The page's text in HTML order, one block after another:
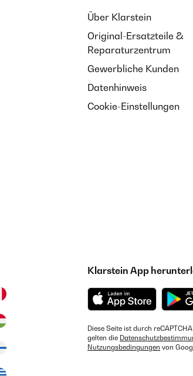
Über Klarstein
Original-Ersatzteile &
Reparaturzentrum
Gewerbliche Kunden
Datenhinweis
Cookie-Einstellungen
Klarstein App
Diese Seite ist durch
gelten die
Nutzungsbedingungen von